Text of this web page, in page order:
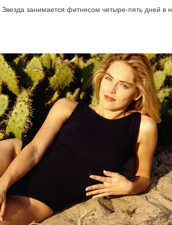
Звезда занимается фитнесом четыре-пять дней в